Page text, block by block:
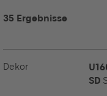
35 Ergebnisse
Dekor
SD